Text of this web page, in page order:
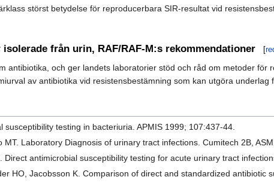
störst betydelse för reproducerbara SIR-resultat vid
från urin, RAF/RAF-M:s rekommendationer [
antibiotika, och ger landets laboratorier stöd och råd om metoder för
av antibiotika vid resistensbestämning som kan utgöra underlag
susceptibility testing in bacteriuria. APMIS 1999; 107:437-44.
Laboratory Diagnosis of urinary tract infections. Cumitech 2B,
Direct antimicrobial susceptibility testing for acute urinary tract
HO, Jacobsson K. Comparison of direct and standardized antibiotic